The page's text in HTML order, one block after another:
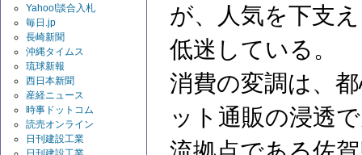
Yahoo!談合入札
毎日.jp
長崎新聞
沖縄タイムス
琉球新報
西日本新聞
産経ニュース
時事ドットコム
読売オンライン
日刊建設工業
が、人気を下支
低迷している。
消費の変調は、
ット通販の浸透